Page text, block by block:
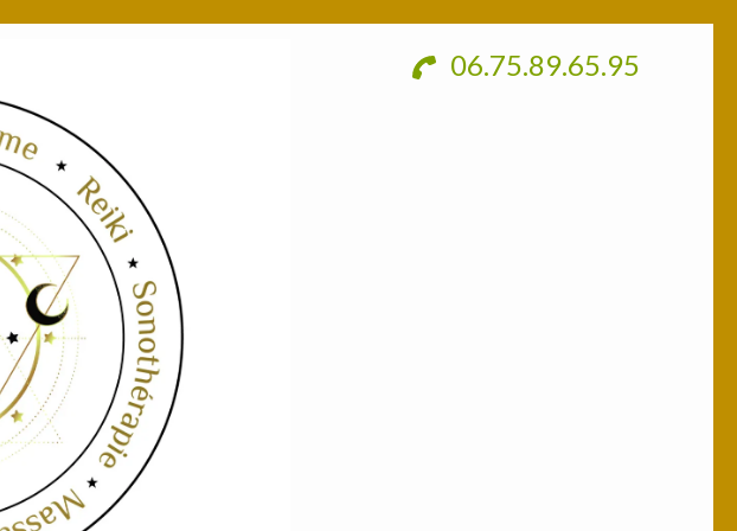
06.75.89.65.95